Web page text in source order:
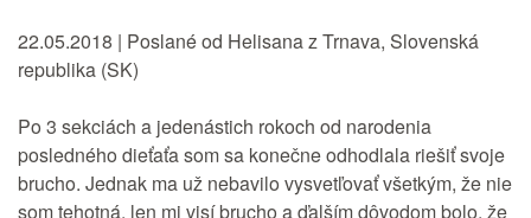
22.05.2018 | Poslané od Helisana z Trnava, Slovenská
republika (SK)
Po 3 sekciách a jedenástich rokoch od narodenia
posledného dieťaťa som sa konečne odhodlala riešiť svoje
brucho. Jednak ma už nebavilo vysvetľovať všetkým, že nie
som tehotná, len mi visí brucho a ďalším dôvodom bolo, že